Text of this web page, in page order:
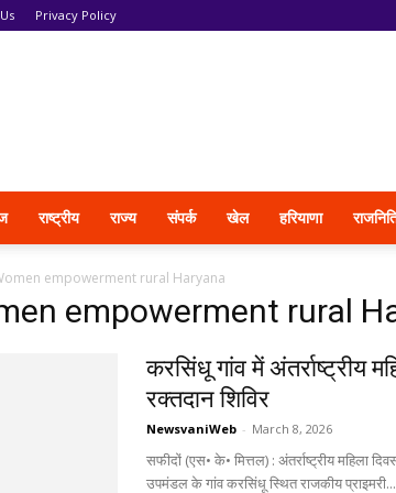
Privacy Policy
राष्ट्रीय राज्य संपर्क खेल हरियाणा
empowerment rural Haryana
empowerment rural
करसिंधू गांव में अंतर्राष्ट्रीय
रक्तदान शिविर
NewsvaniWeb - March 8, 2026
सफीदों (एस• के• मित्तल) : अंतर्राष्ट्रीय महिला
उपमंडल के गांव करसिंधू स्थित राजकीय प्राइमरी...